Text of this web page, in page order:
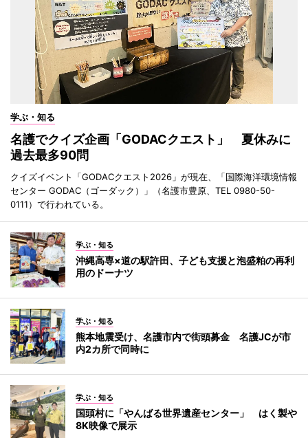
学ぶ・知る
名護でクイズ企画「GODACクエスト」 夏休みに
過去最多90問
クイズイベント「GODACクエスト2026」が現在、「国際海洋環境情報
センター GODAC（ゴーダック）」（名護市豊原、TEL 0980-50-
0111）で行われている。
学ぶ・知る
沖縄高専×道の駅許田、子ども支援と泡盛粕の再利
用のドーナツ
学ぶ・知る
熊本地震受け、名護市内で街頭募金 名護JCが市
内2カ所で同時に
学ぶ・知る
国頭村に「やんばる世界遺産センター」 はく製や
8K映像で展示